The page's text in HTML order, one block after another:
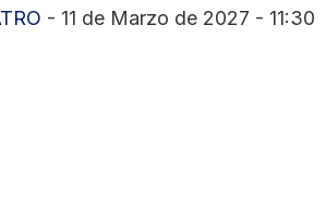
- 11 de Marzo de 2027 - 11:30